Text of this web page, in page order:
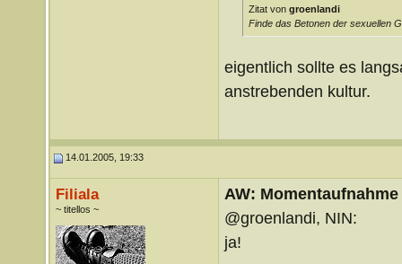
Zitat von groenlandi
Finde das Betonen der sexuellen
eigentlich sollte es
anstrebenden kultur.
14.01.2005, 19:33
Filiala
~ titellos ~
AW: Momentaufnahme
@groenlandi, NIN:
ja!